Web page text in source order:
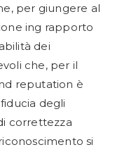
per giungere al
ing rapporto
dei
che, per il
reputation è
degli
correttezza
si